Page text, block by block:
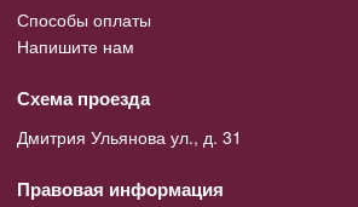
Способы оплаты
Напишите нам
Схема проезда
Дмитрия Ульянова ул., д. 31
Правовая информация